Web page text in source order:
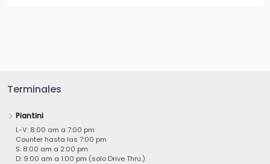
Terminales
Piantini
L-V: 8:00 am a 7:00 pm
Counter hasta las 7:00 pm
S: 8:00 am a 2:00 pm
D: 9:00 am a 1:00 pm (solo Drive Thru.)